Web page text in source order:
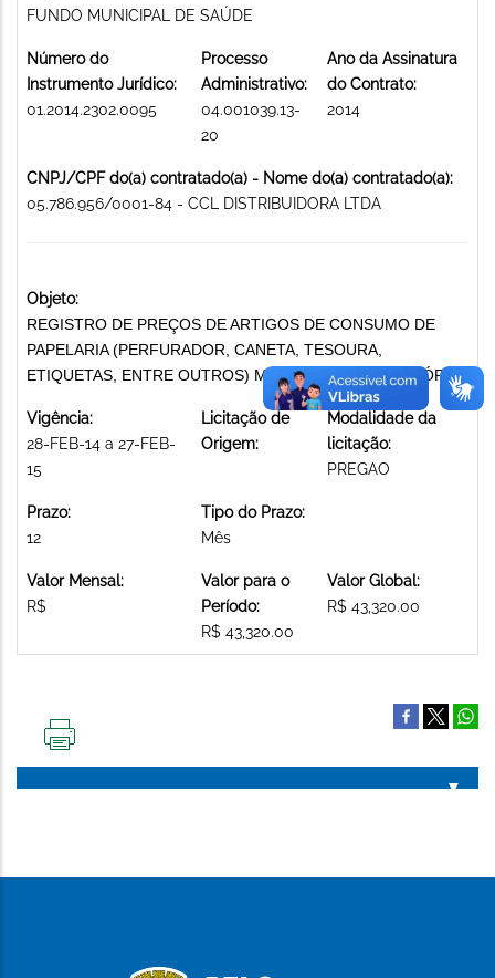
FUNDO MUNICIPAL DE SAÚDE
Número do
Instrumento Jurídico:
01.2014.2302.0095
Processo
Administrativo:
04.001039.13-
20
Ano da Assinatura
do Contrato:
2014
CNPJ/CPF do(a) contratado(a) - Nome do(a) contratado(a):
05.786.956/0001-84 - CCL DISTRIBUIDORA LTDA
Objeto:
REGISTRO DE PREÇOS DE ARTIGOS DE CONSUMO DE
PAPELARIA (PERFURADOR, CANETA, TESOURA,
ETIQUETAS, ENTRE OUTROS) MATERIAIS DE ESCRITÓRIO
Vigência:
28-FEB-14 a 27-FEB-
15
Licitação de
Origem:
Modalidade da
licitação:
PREGAO
Prazo:
12
Tipo do Prazo:
Mês
Valor Mensal:
R$
Valor para o
Período:
R$ 43,320.00
Valor Global:
R$ 43,320.00
PÁGINA